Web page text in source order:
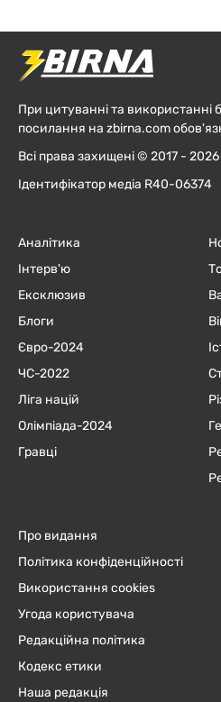
При цитуванні та використанні
посилання на zbirna.com
Всі права захищені © 2017 -
Ідентифікатор медіа R40-06374
Аналітика
Інтерв'ю
Ексклюзив
Блоги
Євро-2024
ЧC-2022
Ліга націй
Олімпіада-2024
Гравці
Про видання
Політика конфіденційності
Використання cookies
Угода користувача
Редакційна політика
Кодекс етики
Наша редакція